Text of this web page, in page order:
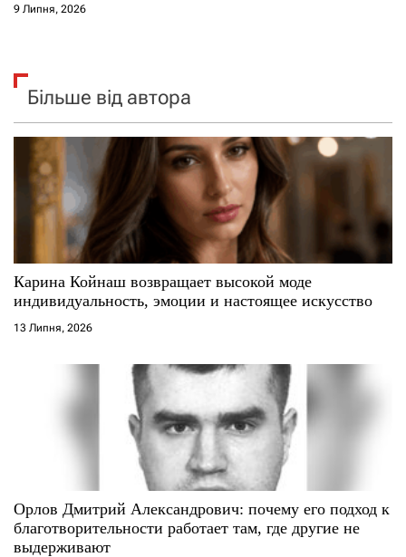
9 Липня, 2026
Більше від автора
Карина Койнаш возвращает высокой моде
индивидуальность, эмоции и настоящее искусство
13 Липня, 2026
Орлов Дмитрий Александрович: почему его подход к
благотворительности работает там, где другие не
выдерживают